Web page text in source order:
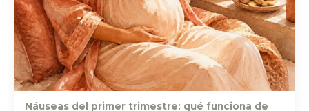
Náuseas del primer trimestre: qué funciona de